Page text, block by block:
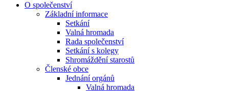
O společenství
Základní informace
Setkání
Valná hromada
Rada společenství
Setkání s kolegy
Shromáždění starostů
Členské obce
Jednání orgánů
Valná hromada